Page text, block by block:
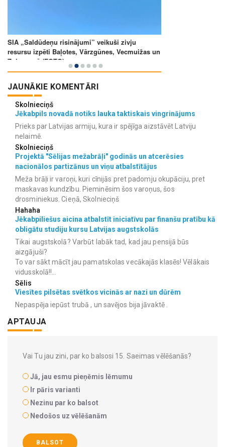
JAUNĀKIE KOMENTĀRI
Skolnieciņš
Jēkabpils novadā notiks lauka taktiskais vingrinājums
Prieks par Latvijas armiju, kura ir spējīga aizstāvēt Latviju
nelaimē.
Skolnieciņš
Projektā "Sēlijas mežabrāļi" godinās un atcerēsies
nacionālos partizānus un viņu atbalstītājus
Meža brāļi ir varoņi, kuri cīnijās pret padomju okupāciju, pret
maskavas kundzību. Pieminēsim šos varoņus, šos
drosminiekus. Cieņā, Skolnieciņš
Hahaha
Jēkabpiliešus aicina atbalstīt iniciatīvu par finanšu pratību kā
obligātu studiju kursu Latvijas augstskolās
Tikai augstskolā? Varbūt labāk tad, kad jau pensijā būs
aizgājuši?
To var sākt mācīt jau pamatskolas vecākajās klasēs! Vēlākais
vidusskolā!!...
Sēlis
Viesītes pilsētas svētkos vicinās ar nazi un dūrēm
Nepaspēja iepūst trubā , un savējos bija jāvaktē .
APTAUJA
Vai Tu jau zini, par ko balsosi 15. Saeimas vēlēšanās?
Jā, jau esmu pieņēmis lēmumu
Ir pāris varianti
Nezinu par ko balsot
Nedošos uz vēlēšanām
BALSOT